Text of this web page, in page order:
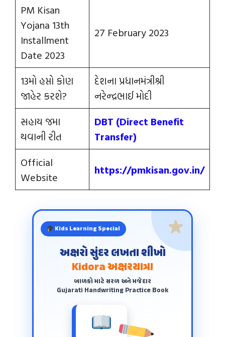
PM Kisan
Yojana 13th
Installment
Date 2023
27 February 2023
13મો હપ્તો કોણ
જાહેર કરશે?
દેશના પ્રધાનમંત્રીશ્રી
નરેન્‍દ્રભાઈ મોદી
સહાય જમા
થવાની રીત
DBT (Direct Benefit
Transfer)
Official
Website
https://pmkisan.gov.in/
Kids Learning Special
અક્ષરો સુંદર લખતા શીખો
Kidora અક્ષરયાત્રા
બાળકો માટે સરળ અને મજેદાર
Gujarati Handwriting Practice Book